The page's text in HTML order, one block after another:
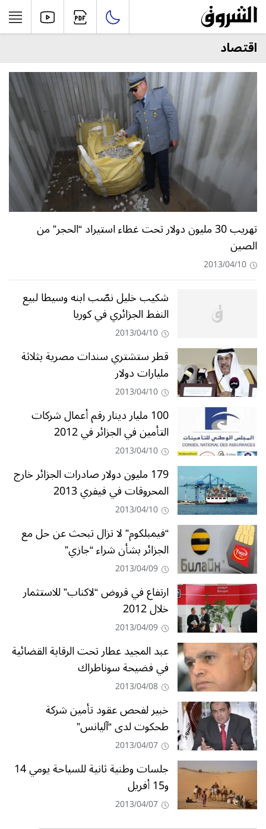
اقتصاد
تهريب 30 مليون دولار تحت غطاء استيراد “الحجر” من
الصين
2013/04/10
شكيب خليل نصّب ابنه وسيطا لبيع
النفط الجزائري في كوريا
2013/04/10
قطر ستشتري سندات مصرية بثلاثة
مليارات دولار
2013/04/10
100 مليار دينار رقم أعمال شركات
التأمين في الجزائر في 2012
2013/04/10
179 مليون دولار صادرات الجزائر خارج
المحروقات في فيفري 2013
2013/04/10
“فيمبلكوم” لا تزال تبحث عن حل مع
الجزائر بشأن شراء “جازي”
2013/04/09
ارتفاع في قروض “لاكناب” للاستثمار
خلال 2012
2013/04/09
عبد المجيد عطار تحت الرقابة القضائية
في فضيحة سوناطراك
2013/04/08
خبير لفحص عقود تأمين شركة
طحكوت لدى “آليانس”
2013/04/07
جلسات وطنية ثانية للسياحة يومي 14
و15 أفريل
2013/04/07